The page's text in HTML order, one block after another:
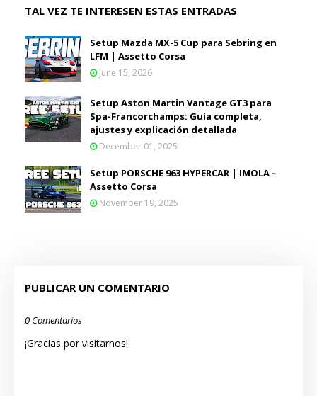
TAL VEZ TE INTERESEN ESTAS ENTRADAS
Setup Mazda MX-5 Cup para Sebring en
LFM | Assetto Corsa
June 15, 2026
Setup Aston Martin Vantage GT3 para
Spa-Francorchamps: Guía completa,
ajustes y explicación detallada
December 01, 2025
Setup PORSCHE 963 HYPERCAR | IMOLA -
Assetto Corsa
November 19, 2025
PUBLICAR UN COMENTARIO
0 Comentarios
¡Gracias por visitarnos!